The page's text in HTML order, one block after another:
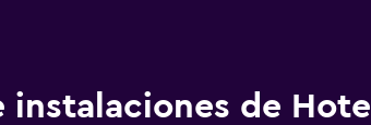
instalaciones de Hotel